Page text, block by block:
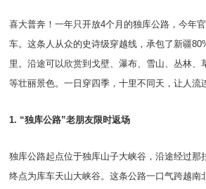
喜大普奔！一年只开放4个月的独库公路，今年
车。这条人从众的史诗级穿越线，承包了新疆
里。沿途可以欣赏到戈壁、瀑布、雪山、丛林、
等壮丽景色。一日穿四季，十里不同天，让人流
1. “独库公路”老朋友限时返场
独库公路起点位于独库山子大峡谷，沿途经过那
终点为库车天山大峡谷。这条公路一口气跨越南